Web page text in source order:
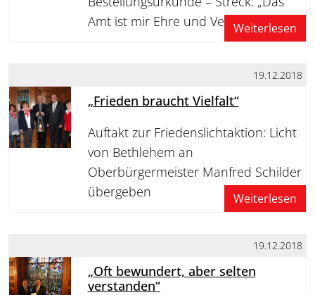
Amt ist mir Ehre und Verantwortung“
Weiterlesen
19.12.2018
„Frieden braucht Vielfalt“
Auftakt zur Friedenslichtaktion: Licht
von Bethlehem an
Oberbürgermeister Manfred Schilder
übergeben
Weiterlesen
19.12.2018
„Oft bewundert, aber selten
verstanden“